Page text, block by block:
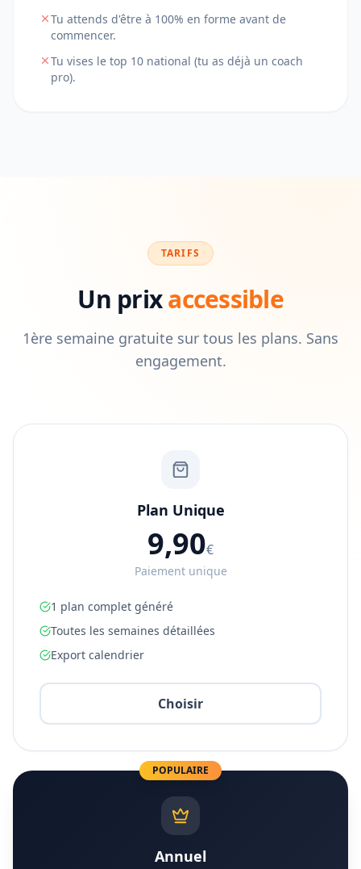
Tu attends d'être à 100% en forme avant de
commencer.
Tu vises le top 10 national (tu as déjà un coach
pro).
TARIFS
Un prixaccessible
1ère semaine gratuite sur tous les plans. Sans
engagement.
Plan Unique
9,90€
Paiement unique
1 plan complet généré
Toutes les semaines détaillées
Export calendrier
Choisir
POPULAIRE
Annuel